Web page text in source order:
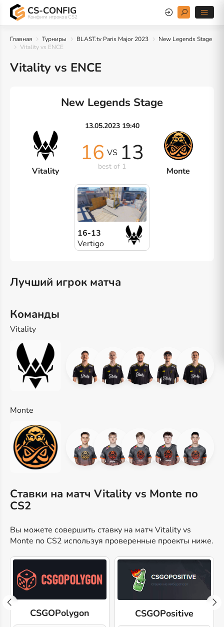
CS-CONFIG
Конфиги игроков CS2
Главная Турниры BLAST.tv Paris Major 2023
New Legends Stage
Vitality vs ENCE
Vitality vs ENCE
New Legends Stage
13.05.2023 19:40
Vitality
16 VS 13
best of 1 Monte
16-13
Vertigo
Лучший игрок матча
Команды
Vitality
Monte
Ставки на матч Vitality vs Monte по
CS2
Вы можете совершить ставку на матч Vitality vs
Monte по CS2 используя проверенные проекты ниже.
CSGOPolygon CSGOPositive